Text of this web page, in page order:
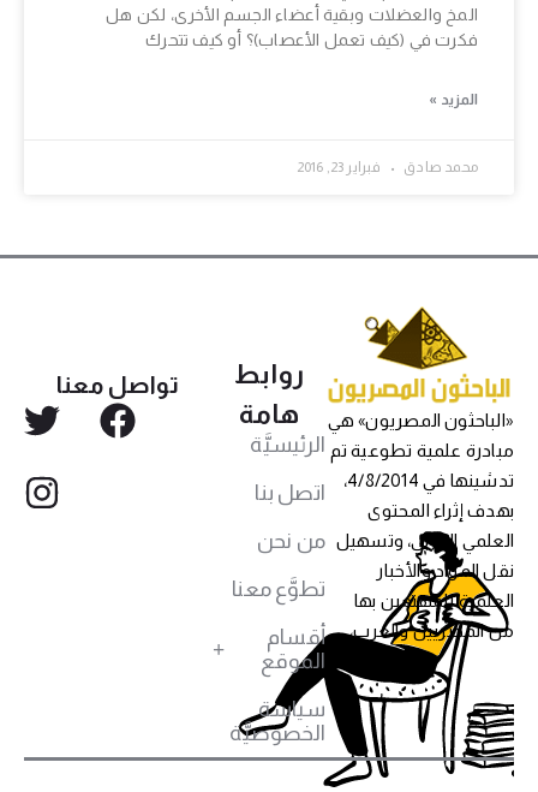
المخ والعضلات وبقية أعضاء الجسم الأخرى، لكن هل
فكرت في (كيف تعمل الأعصاب)؟ أو كيف تتحرك
المزيد »
محمد صادق فبراير 23, 2016
«الباحثون المصريون» هي
مبادرة علمية تطوعية تم
تدشينها في 4/8/2014،
بهدف إثراء المحتوى
العلمي العربي، وتسهيل
نقل المواد والأخبار
العلمية للمهتمين بها
من المصريين والعرب،
روابط
هامة
الرئيسيَّة
اتصل بنا
من نحن
تطوَّع معنا
أقسام
الموقع
سياسة
الخصوصيَّة
تواصل معنا